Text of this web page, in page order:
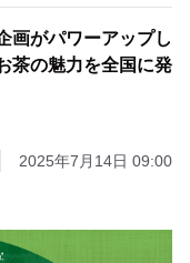
画がパワーアップし
茶の魅力を全国に発
2025年7月14日 09:00